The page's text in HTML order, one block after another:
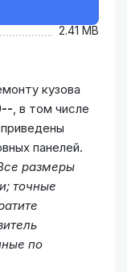
2.41 MB
кузова
, в том числе
панелей.
размеры
точные
по